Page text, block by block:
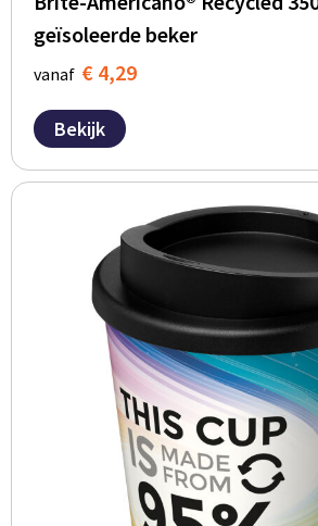
geïsoleerde beker
vanaf € 4,29
Bekijk